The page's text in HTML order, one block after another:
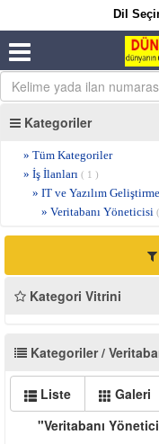
Dil
Kategoriler
» Tüm Kategoriler
» İş İlanları ( 1 )
» IT ve Yazılım Geliştirme
» Veritabanı Yöneticisi
Kategori Vitrini
Kategoriler /
Liste
Galeri
"Veritabanı